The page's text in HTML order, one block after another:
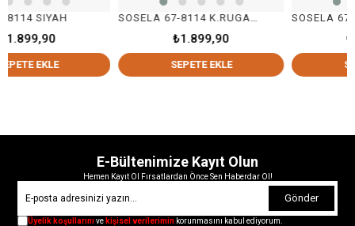
SOSELA 67-8114 K.RUGAN SİYAH
₺1.899,90
SEPETE EKLE
SOSELA 67-8114
SEPETE
E-Bültenimize Kayıt Olun
Hemen Kayıt Ol Fırsatlardan Önce Sen Haberdar Ol!
Gönder
Üyelik koşullarınıve kişisel verilerimin korunmasını kabul ediyorum.